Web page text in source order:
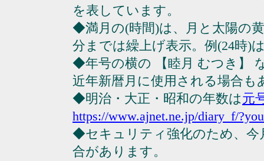
を表しています。
◆満月の(時間)は、月と太陽の
分までは繰上げ表示。例(24時)
◆年号の横の 【睦月 むつき】
近年新暦月に使用される場合も
◆明治・大正・昭和の年数は元
https://www.ajnet.ne.jp/diary_f/
◆セキュリティ強化のため、今
合があります。